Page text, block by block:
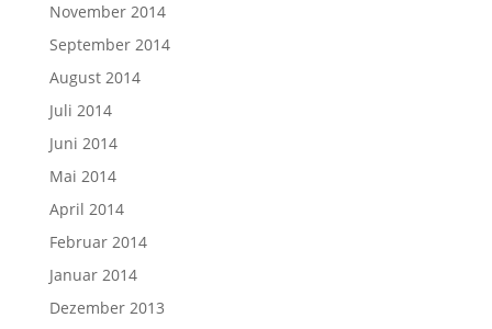
November 2014
September 2014
August 2014
Juli 2014
Juni 2014
Mai 2014
April 2014
Februar 2014
Januar 2014
Dezember 2013